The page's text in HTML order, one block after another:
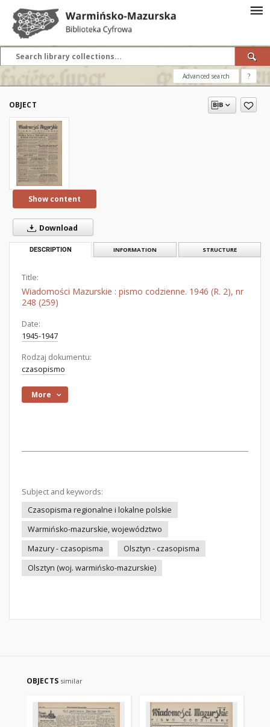
Advanced search ?
OBJECT
Show content
Download
DESCRIPTION INFORMATION STRUCTURE
Title:
Wiadomości Mazurskie : pismo codzienne. 1946 (R. 2), nr
248 (259)
Date:
1945-1947
Rodzaj dokumentu:
czasopismo
More
Subject and keywords:
Czasopisma regionalne i lokalne polskie
Warmińsko-mazurskie, województwo
Mazury - czasopisma
Olsztyn - czasopisma
Olsztyn (woj. warmińsko-mazurskie)
OBJECTS similar